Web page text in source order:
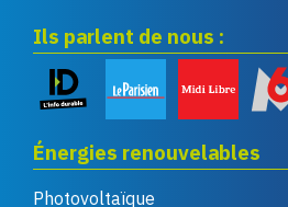
Ils parlent de nous :
Énergies renouvelables
Photovoltaïque